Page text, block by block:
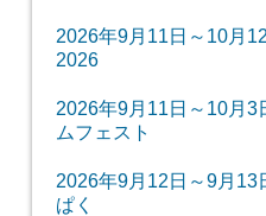
2026年9月11日～10月
2026
2026年9月11日～10月
ムフェスト
2026年9月12日～9月
ぱく